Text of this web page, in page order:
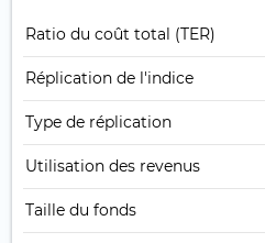
Ratio du coût total (TER)
Réplication de l'indice
Type de réplication
Utilisation des revenus
Taille du fonds